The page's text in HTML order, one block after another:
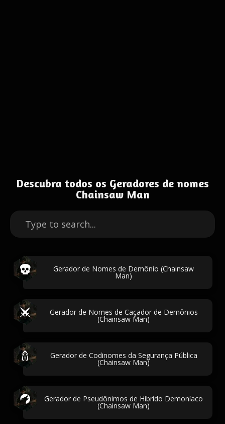
Descubra todos os Geradores de nomes
Chainsaw Man
Gerador de Nomes de Demônio (Chainsaw
Man)
Gerador de Nomes de Caçador de Demônios
(Chainsaw Man)
Gerador de Codinomes da Segurança Pública
(Chainsaw Man)
Gerador de Pseudônimos de Híbrido Demoníaco
(Chainsaw Man)